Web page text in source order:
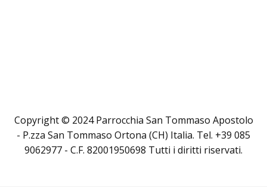
Copyright © 2024 Parrocchia San Tommaso Apostolo
- P.zza San Tommaso Ortona (CH) Italia. Tel. +39 085
9062977 - C.F. 82001950698 Tutti i diritti riservati.